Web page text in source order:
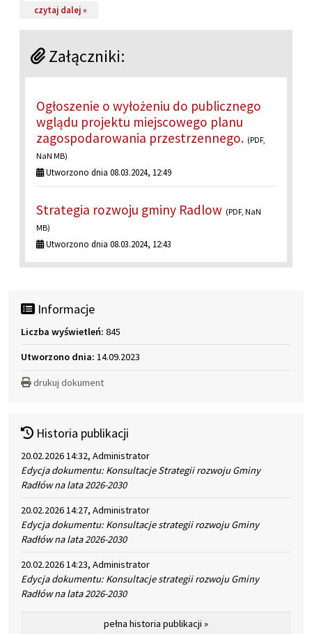
czytaj dalej »
Załączniki:
Ogłoszenie o wyłożeniu do publicznego
wglądu projektu miejscowego planu
zagospodarowania przestrzennego. (PDF,
NaN MB)
Utworzono dnia 08.03.2024, 12:49
Strategia rozwoju gminy Radlow (PDF, NaN
MB)
Utworzono dnia 08.03.2024, 12:43
Informacje
Liczba wyświetleń: 845
Utworzono dnia: 14.09.2023
drukuj dokument
Historia publikacji
20.02.2026 14:32, Administrator
Edycja dokumentu: Konsultacje Strategii rozwoju Gminy
Radłów na lata 2026-2030
20.02.2026 14:27, Administrator
Edycja dokumentu: Konsultacje strategii rozwoju Gminy
Radłów na lata 2026-2030
20.02.2026 14:23, Administrator
Edycja dokumentu: Konsultacje strategii rozwoju Gminy
Radłów na lata 2026-2030
pełna historia publikacji »